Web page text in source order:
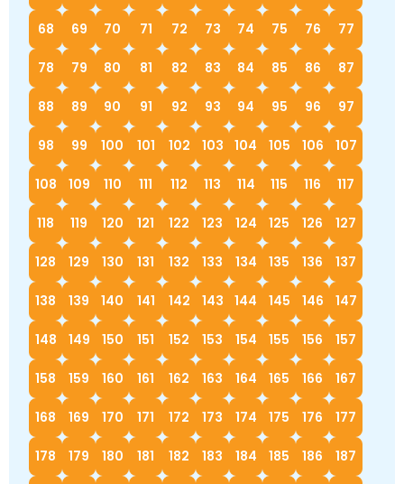
68 69 70 71 72 73 74 75 76 77
78 79 80 81 82 83 84 85 86 87
88 89 90 91 92 93 94 95 96 97
98 99 100 101 102 103 104 105 106 107
108 109 110 111 112 113 114 115 116 117
118 119 120 121 122 123 124 125 126 127
128 129 130 131 132 133 134 135 136 137
138 139 140 141 142 143 144 145 146 147
148 149 150 151 152 153 154 155 156 157
158 159 160 161 162 163 164 165 166 167
168 169 170 171 172 173 174 175 176 177
178 179 180 181 182 183 184 185 186 187